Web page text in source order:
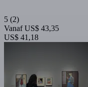
5 (2)
Vanaf US$ 43,35
US$ 41,18